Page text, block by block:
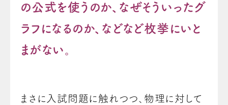
の公式を使うのか、なぜそういったグ
ラフになるのか、などなど枚挙にいと
まがない。
まさに入試問題に触れつつ、物理に対して